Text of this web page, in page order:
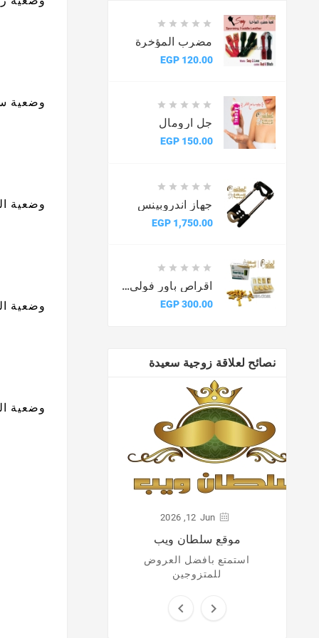





مضرب المؤخرة
120.00 EGP





جل ارومال
150.00 EGP





جهاز اندروبينس
1,750.00 EGP





اقراص باور فولى اب
300.00 EGP
نصائح لعلاقة زوجية سعيدة
Jun
12,
موقع سلطان ويب
استمتع بافضل العروض
للمتزوجين
 
وضعية
وضعية
وضعية
وضعية